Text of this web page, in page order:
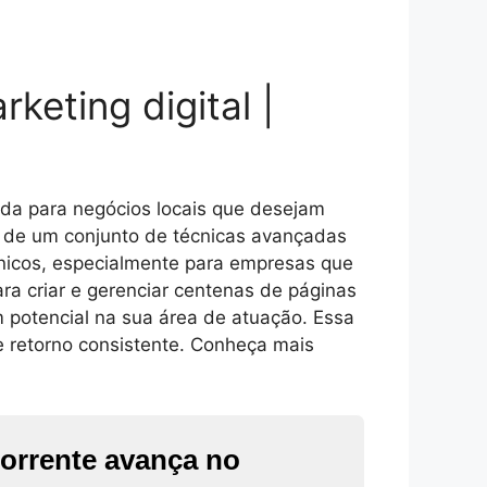
digital |
para negócios locais que desejam
um conjunto de técnicas avançadas
especialmente para empresas que
criar e gerenciar centenas de páginas
na sua área de atuação. Essa
consistente. Conheça mais
avança no